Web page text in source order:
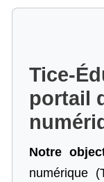
Tice-
portail
Notre
numérique